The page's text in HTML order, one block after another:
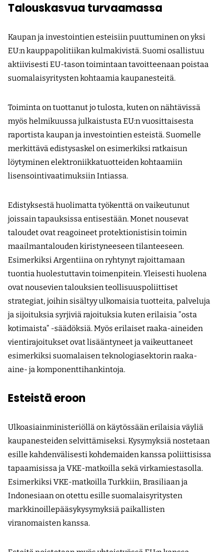
Talouskasvua turvaamassa
Kaupan ja investointien esteisiin puuttuminen on yksi
EU:n kauppapolitiikan kulmakivistä. Suomi osallistuu
aktiivisesti EU-tason toimintaan tavoitteenaan poistaa
suomalaisyritysten kohtaamia kaupanesteitä.
Toiminta on tuottanut jo tulosta, kuten on nähtävissä
myös helmikuussa julkaistusta EU:n vuosittaisesta
raportista kaupan ja investointien esteistä. Suomelle
merkittävä edistysaskel on esimerkiksi ratkaisun
löytyminen elektroniikkatuotteiden kohtaamiin
lisensointivaatimuksiin Intiassa.
Edistyksestä huolimatta työkenttä on vaikeutunut
joissain tapauksissa entisestään. Monet nousevat
taloudet ovat reagoineet protektionistisin toimin
maailmantalouden kiristyneeseen tilanteeseen.
Esimerkiksi Argentiina on ryhtynyt rajoittamaan
tuontia huolestuttavin toimenpitein. Yleisesti huolena
ovat nousevien talouksien teollisuuspoliittiset
strategiat, joihin sisältyy ulkomaisia tuotteita, palveluja
ja sijoituksia syrjiviä rajoituksia kuten erilaisia ”osta
kotimaista” -säädöksiä. Myös erilaiset raaka-aineiden
vientirajoitukset ovat lisääntyneet ja vaikeuttaneet
esimerkiksi suomalaisen teknologiasektorin raaka-
aine- ja komponenttihankintoja.
Esteistä eroon
Ulkoasiainministeriöllä on käytössään erilaisia väyliä
kaupanesteiden selvittämiseksi. Kysymyksiä nostetaan
esille kahdenvälisesti kohdemaiden kanssa poliittisissa
tapaamisissa ja VKE-matkoilla sekä virkamiestasolla.
Esimerkiksi VKE-matkoilla Turkkiin, Brasiliaan ja
Indonesiaan on otettu esille suomalais­yritysten
markkinoillepääsykysymyksiä paikallisten
viranomaisten kanssa.